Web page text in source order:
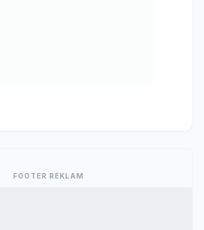
FOOTER REKLAM